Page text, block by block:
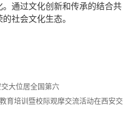
通过文化创新和传承的结合共
社会文化生态。
大位居全国第六
育培训暨校际观摩交流活动在西安交